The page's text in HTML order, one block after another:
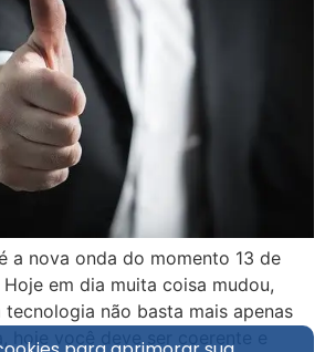
a nova onda do momento 13 de
em dia muita coisa mudou,
não basta mais apenas
você deve ser coerente e